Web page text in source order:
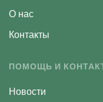
О нас
Контакты
ПОМОЩЬ И
Новости